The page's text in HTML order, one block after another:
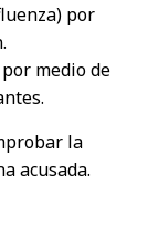
por
medio de
la
acusada.